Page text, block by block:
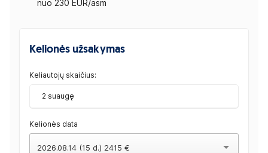
nuo 230 EUR/asm
Kelionės užsakymas
Keliautojų skaičius:
2 suaugę
Kelionės data
2026.08.14 (15 d.) 2415 €